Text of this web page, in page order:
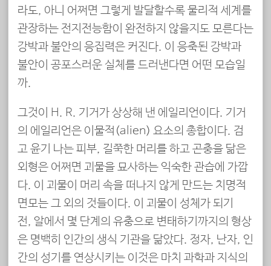
라도, 아니 어쩌면 그렇게 발달할수록 물리적 세계를
관장하는 전지전능함이 완전하지 않을지도 모른다는
강박과 불안의 응집력은 커진다. 이 응축된 강박과
불안이 공포스러운 실체를 드러낸다면 어떤 모습일
까.
그것이 H. R. 기거가 상상해 낸 에일리언이다. 기거
의 에일리언은 이물적(alien) 요소의 총합이다. 검
고 윤기 나는 피부, 길쭉한 머리를 하고 곤충을 닮은
외형은 어쩌면 괴물을 묘사하는 익숙한 관습에 가깝
다. 이 괴물이 머리 속을 떠나지 않게 만드는 치명적
면모는 그 외의 것들이다. 이 괴물이 성체가 되기
전, 알에서 몇 단계의 유충으로 변태하기까지의 형상
은 명백히 인간의 생식 기관을 닮았다. 정자, 난자, 인
간의 성기를 연상시키는 이것은 마치 과학과 지식의